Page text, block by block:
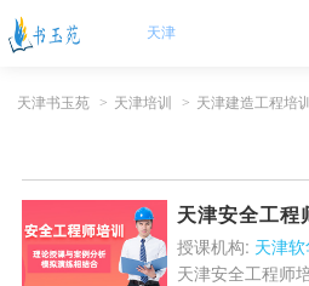
天津
天津书玉苑 > 天津培训 > 天津建造工程培训
天津安全工程
授课机构: 天津
天津安全工程师